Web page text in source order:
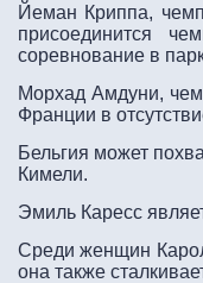
Йеман Криппа,
присоединится
соревнование в
Морхад Амдуни,
Франции в
Бельгия может
Кимели.
Эмиль Каресс
Среди женщин
она также